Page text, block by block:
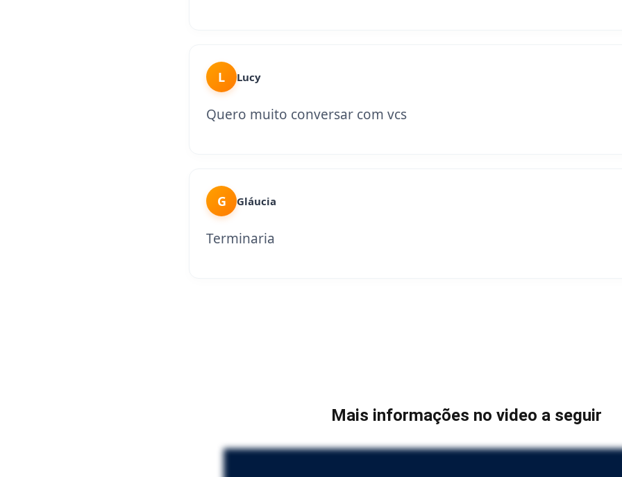
L Lucy
Quero muito conversar com vcs
G Gláucia
Terminaria
Mais informações no video a seguir